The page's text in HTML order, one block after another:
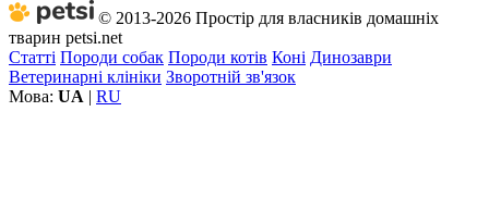
© 2013-2026 Простір для власників домашніх
тварин petsi.net
Статті Породи собак Породи котів Коні Динозаври
Ветеринарні клініки Зворотній зв'язок
Мова: UA | RU